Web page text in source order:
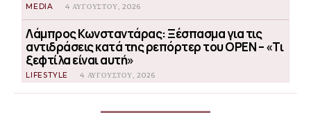
MEDIA 4 ΑΥΓΟΎΣΤΟΥ, 2026
Λάμπρος Κωνσταντάρας: Ξέσπασμα για τις
αντιδράσεις κατά της ρεπόρτερ του OPEN – «Τι
ξεφτίλα είναι αυτή»
LIFESTYLE 4 ΑΥΓΟΎΣΤΟΥ, 2026